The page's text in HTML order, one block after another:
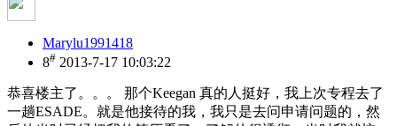
Marylu1991418
8# 2013-7-17 10:03:22
恭喜楼主了。。。 那个Keegan 真的人挺好，我上次专程去了
一趟ESADE。就是他接待的我，我只是去问申请问题的，然